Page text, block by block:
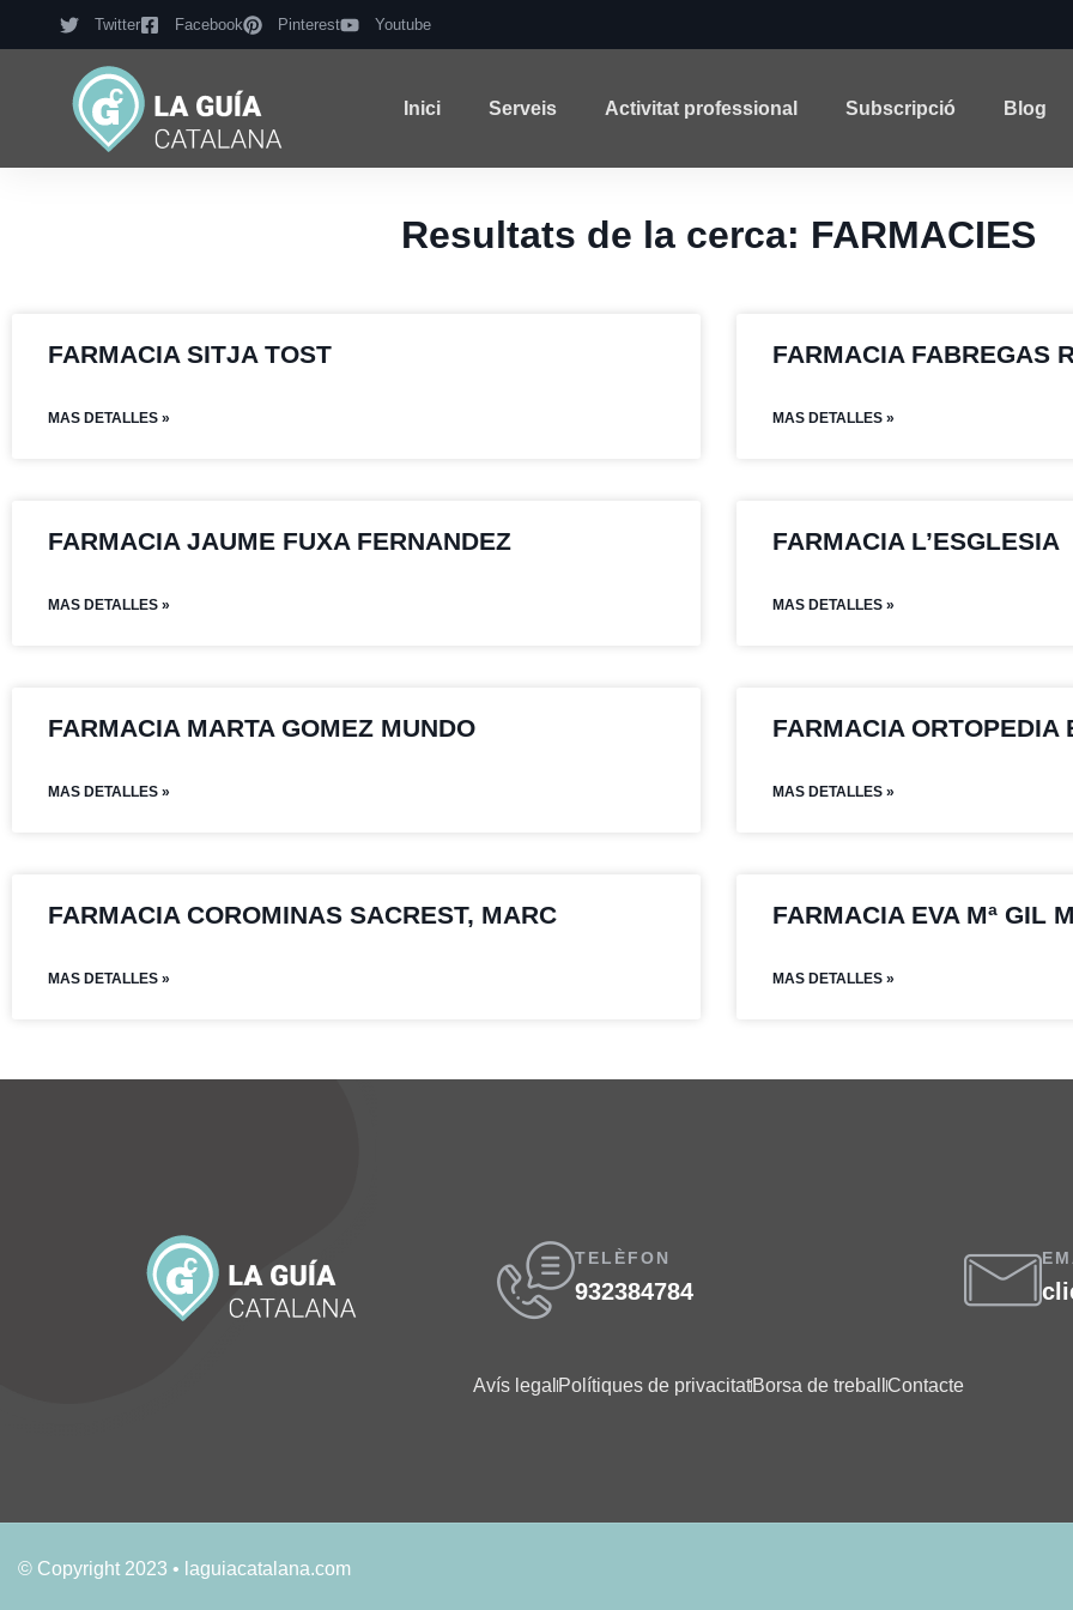
Twitter Facebook Pinterest Youtube
Inici Serveis Activitat professional Subscripció Blog
Resultats de la cerca: FARMACIES
FARMACIA SITJA TOST
MAS DETALLES »
FARMACIA FABREGAS
MAS DETALLES »
FARMACIA JAUME FUXA FERNANDEZ
MAS DETALLES »
FARMACIA L’ESGLESIA
MAS DETALLES »
FARMACIA MARTA GOMEZ MUNDO
MAS DETALLES »
FARMACIA ORTOPEDIA
MAS DETALLES »
FARMACIA COROMINAS SACREST, MARC
MAS DETALLES »
FARMACIA EVA Mª GIL
MAS DETALLES »
TELÈFON
932384784
Avís legal Polítiques de privacitatBorsa de treball Contacte
© Copyright 2023 • laguiacatalana.com